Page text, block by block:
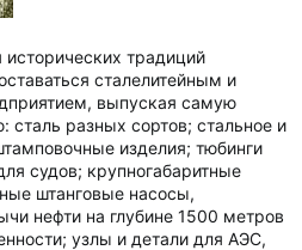
традиций
сталелитейным и
выпуская самую
сталь разных сортов; стальное и
изделия; тюбинги
судов; крупногабаритные
штанговые насосы,
нефти на глубине 1500 метров
узлы и детали для АЭС,